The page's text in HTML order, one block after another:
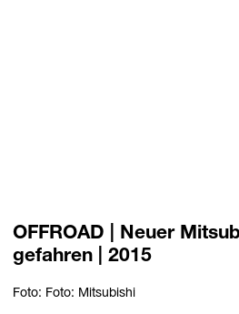
OFFROAD | Neuer
gefahren | 2015
Foto: Foto: Mitsubishi